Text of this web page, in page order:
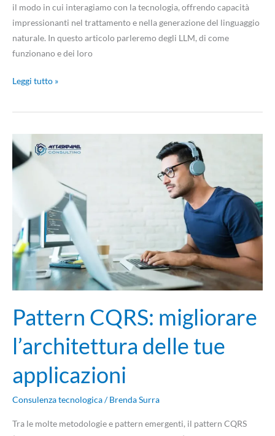
il modo in cui interagiamo con la tecnologia, offrendo capacità
impressionanti nel trattamento e nella generazione del linguaggio
naturale. In questo articolo parleremo degli LLM, di come
funzionano e dei loro
Leggi tutto »
Pattern CQRS: migliorare
l’architettura delle tue
applicazioni
Consulenza tecnologica/Brenda Surra
Tra le molte metodologie e pattern emergenti, il pattern CQRS
Pattern
CQRS:
migliorare
l’architettura
applicazioni